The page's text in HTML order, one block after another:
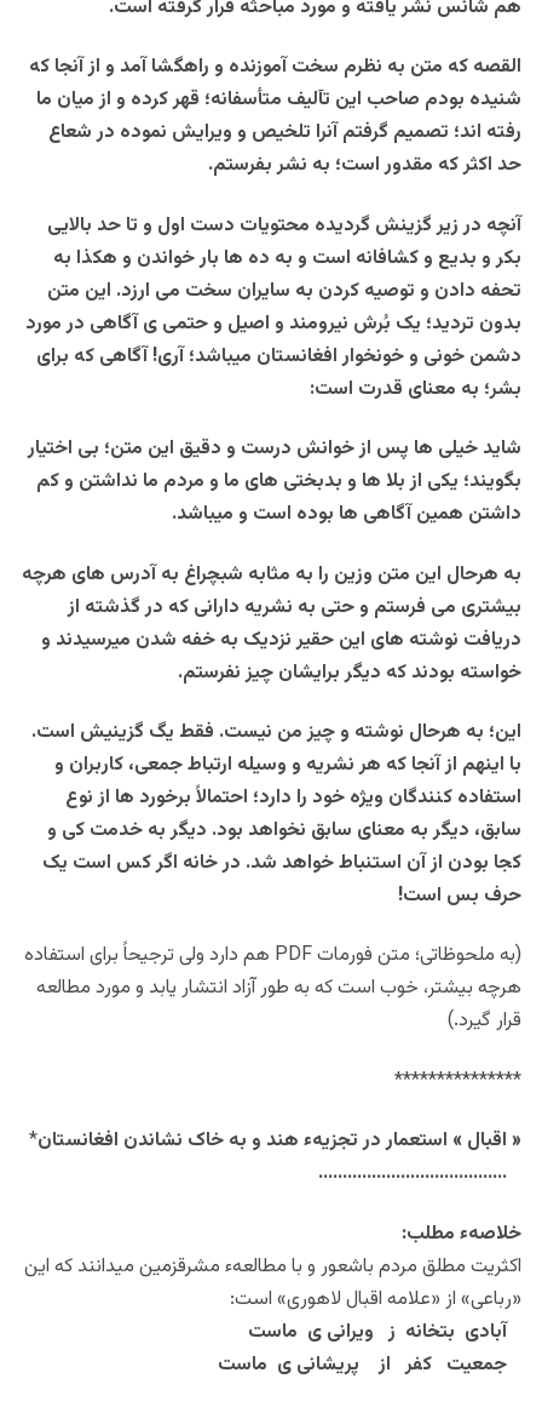
هم شانس نشر یافته و مورد مباحثه قرار گرفته است.
القصه که متن به نظرم سخت آموزنده و راهگشا آمد و از آنجا که
شنیده بودم صاحب این تآلیف متأسفانه؛ قهر کرده و از میان ما
رفته اند؛ تصمیم گرفتم آنرا تلخیص و ویرایش نموده در شعاع
حد اکثر که مقدور است؛ به نشر بفرستم.
آنچه در زیر گزینش گردیده محتویات دست اول و تا حد بالایی
بکر و بدیع و کشافانه است و به ده ها بار خواندن و هکذا به
تحفه دادن و توصیه کردن به سایران سخت می ارزد. این متن
بدون تردید؛ یک بُرش نیرومند و اصیل و حتمی ی آگاهی در مورد
دشمن خونی و خونخوار افغانستان میباشد؛ آری! آگاهی که برای
بشر؛ به معنای قدرت است:
شاید خیلی ها پس از خوانش درست و دقیق این متن؛ بی اختیار
بگویند؛ یکی از بلا ها و بدبختی های ما و مردم ما نداشتن و کم
داشتن همین آگاهی ها بوده است و میباشد.
به هرحال این متن وزین را به مثابه شبچراغ به آدرس های هرچه
بیشتری می فرستم و حتی به نشریه دارانی که در گذشته از
دریافت نوشته های این حقیر نزدیک به خفه شدن میرسیدند و
خواسته بودند که دیگر برایشان چیز نفرستم.
این؛ به هرحال نوشته و چیز من نیست. فقط یگ گزینیش است.
با اینهم از آنجا که هر نشریه و وسیله ارتباط جمعی، کاربران و
استفاده کنندگان ویژه خود را دارد؛ احتمالاً برخورد ها از نوع
سابق، دیگر به معنای سابق نخواهد بود. دیگربه خدمت کی و
کجا بودن از آن استنباط خواهد شد. در خانه اگر کس است یک
حرف بس است!
(به ملحوظاتی؛ متن فورمات PDF هم دارد ولی ترجیحاً برای استفاده
هرچه بیشتر، خوب است که به طور آزاد انتشار یابد و مورد مطالعه
قرار گیرد.)
***************
« اقبال » استعمار در تجزیهء هند و به خاک نشاندن افغانستان*
…………………………………
خلاصهء مطلب:
اکثریت مطلق مردم باشعور و با مطالعهء مشرقزمین میدانند که این
«رباعی» از «علامه اقبال لاهوری» است:
آبادی بتخانه ز ویرانی ی ماست
جمعیت کفر از پریشانی ی ماست